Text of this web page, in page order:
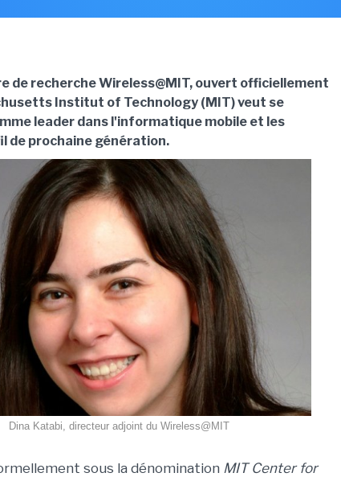
de recherche Wireless@MIT, ouvert officiellement
Institut of Technology (MIT) veut se
leader dans l'informatique mobile et les
de prochaine génération.
Dina Katabi, directeur adjoint du Wireless@MIT
sous la dénomination MIT Center for